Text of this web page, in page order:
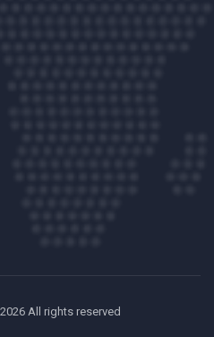
All rights reserved